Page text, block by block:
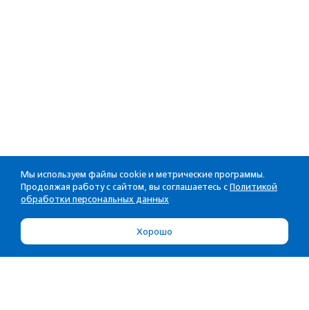
Мы используем файлы cookie и метрические программы.
Продолжая работу с сайтом, вы соглашаетесь с Политикой
обработки персональных данных
Хорошо